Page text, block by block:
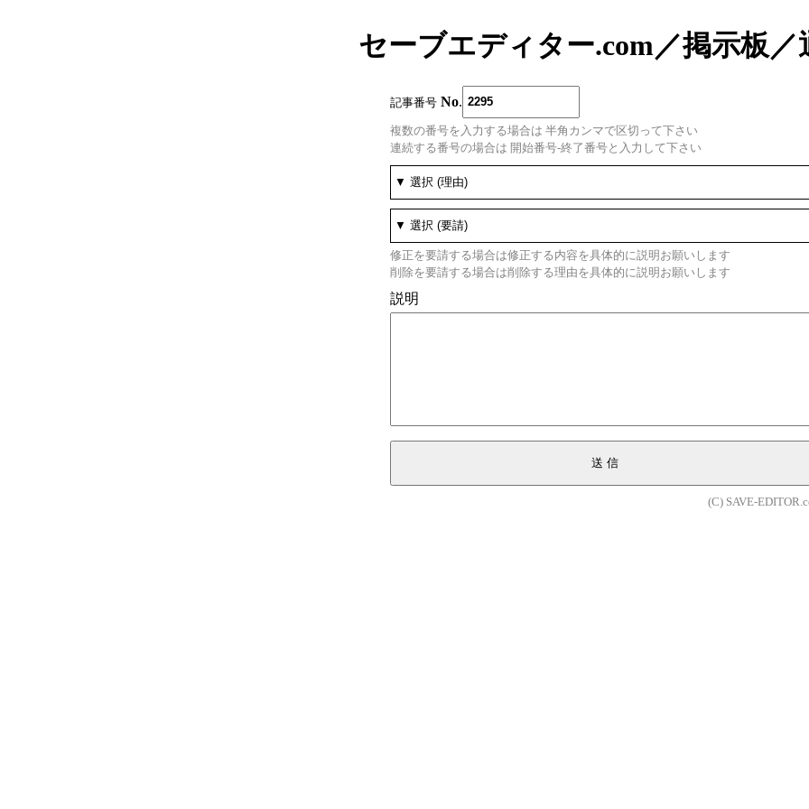
セーブエディター.com／掲示板／
記事番号 No
複数の番号を入力する場合は 半角カンマで区切って下さい
連続する番号の場合は 開始番号-終了番号と入力して下さい
修正を要請する場合は修正する内容を具体的に説明お願いします
削除を要請する場合は削除する理由を具体的に説明お願いします
説明
送信
(C) SAVE-